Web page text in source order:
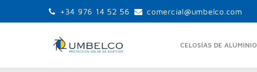
+34 976 14 52 56 comercial@umbelco.com
CELOSÍAS DE ALUMINIO